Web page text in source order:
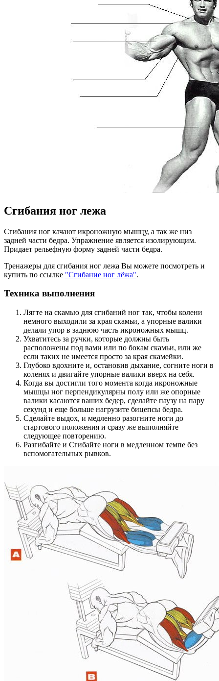
Сгибания ног лежа
Сгибания ног качают икроножную мышцу, а так же низ
задней части бедра. Упражнение является изолирующим.
Придает рельефную форму задней части бедра.
Тренажеры для сгибания ног лежа Вы можете посмотреть и
купить по ссылке "Сгибание ног лёжа".
Техника выполнения
Лягте на скамью для сгибаний ног так, чтобы колени
немного выходили за края скамьи, а упорные валики
делали упор в заднюю часть икроножных мышц.
Ухватитесь за ручки, которые должны быть
расположены под вами или по бокам скамьи, или же
если таких не имеется просто за края скамейки.
Глубоко вдохните и, остановив дыхание, согните ноги в
коленях и двигайте упорные валики вверх на себя.
Когда вы достигли того момента когда икроножные
мышцы ног перпендикулярны полу или же опорные
валики касаются ваших бедер, сделайте паузу на пару
секунд и еще больше нагрузите бицепсы бедра.
Сделайте выдох, и медленно разогните ноги до
стартового положения и сразу же выполняйте
следующее повторению.
Разгибайте и Сгибайте ноги в медленном темпе без
вспомогательных рывков.